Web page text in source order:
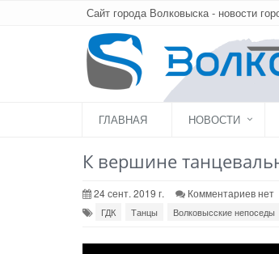
Сайт города Волковыска - новости
ГЛАВНАЯ НОВОСТИ
К вершине
24 сент. 2019 г. Комментариев нет
ГДК Танцы Волковысские непоседы